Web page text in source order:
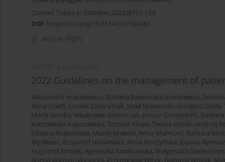
Current Topics in Diabetes 2023;3(1):1-133
DOI: https://doi.org/10.5114/ctd/160061
Article (PDF)
2022 Guidelines on the management of
Aleksandra Araszkiewicz, Elżbieta Bandurska-Stankiewicz,
Anna Czech, Leszek Czupryniak, Józef Drzewoski, Grzegorz Dzida,
Maria Górska, Władysław Grzeszczak, Janusz Gumprecht,
Karczewska-Kupczewska, Tomasz Klupa, Teresa Koblik, Andrzej
Lilianna Majkowska, Maciej Małecki, Artur Mamcarz, Barbara
Myśliwiec, Krzysztof Narkiewicz, Anna Noczyńska, Joanna
Krzysztof Strojek, Agnieszka Szadkowska, Małgorzata